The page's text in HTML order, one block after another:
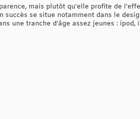
mais plutôt qu'elle profite de
succès se situe notamment dans le
une tranche d'âge assez jeunes : ipod,